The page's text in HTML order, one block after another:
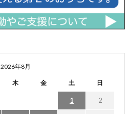
2026年8月
木 金 土 日
1 2